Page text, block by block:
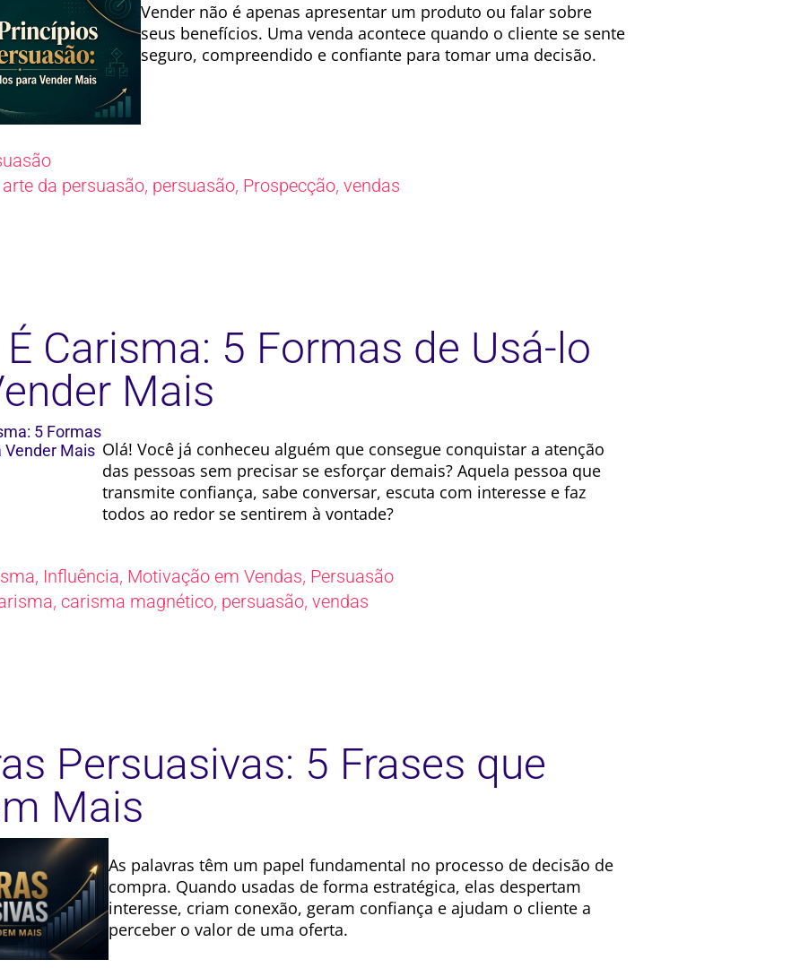
Vender não é apenas apresentar um produto ou falar sobre
seus benefícios. Uma venda acontece quando o cliente se sente
seguro, compreendido e confiante para tomar uma decisão.
arte da persuasão, persuasão, Prospecção,vendas
É Carisma: 5 Formas de Usá-lo
Mais
Olá! Você já conheceu alguém que consegue conquistar a atenção
das pessoas sem precisar se esforçar demais? Aquela pessoa que
transmite confiança, sabe conversar, escuta com interesse e faz
todos ao redor se sentirem à vontade?
, Influência, Motivação em Vendas, Persuasão
, carisma magnético, persuasão,vendas
Persuasivas: 5 Frases que
Mais
As palavras têm um papel fundamental no processo de decisão de
compra. Quando usadas de forma estratégica, elas despertam
interesse, criam conexão, geram confiança e ajudam o cliente a
perceber o valor de uma oferta.